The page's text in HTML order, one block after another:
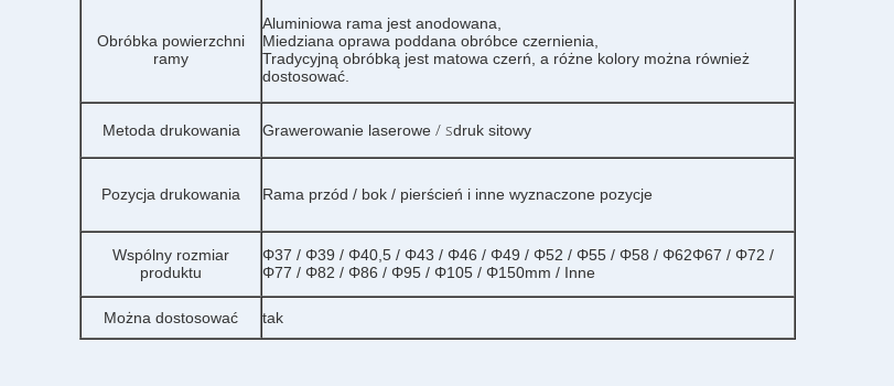
Obróbka powierzchni
ramy
Aluminiowa rama jest anodowana,
Miedziana oprawa poddana obróbce czernienia,
Tradycyjną obróbką jest matowa czerń, a różne kolory można również
dostosować.
Metoda drukowania Grawerowanie laserowe / sdruk sitowy
Pozycja drukowania Rama przód / bok / pierścień i inne wyznaczone pozycje
Wspólny rozmiar
produktu
Φ37 / Φ39 / Φ40,5 / Φ43 / Φ46 / Φ49 / Φ52 / Φ55 / Φ58 / Φ62Φ67 / Φ72 /
Φ77 / Φ82 / Φ86 / Φ95 / Φ105 / Φ150mm / Inne
Można dostosować tak